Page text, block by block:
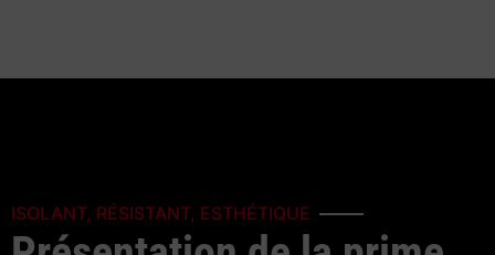
ISOLANT, RÉSISTANT, ESTHÉTIQUE